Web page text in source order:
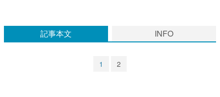
アプリレビュー
記事本文 INFO
1 2